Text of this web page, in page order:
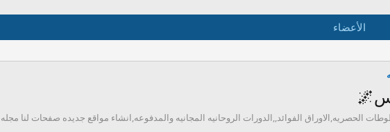
الأعضاء
الحصريه,الاوراق الفوائد,,الدورات الروحانيه المجانيه والمدفوعه,انشاء مواقع جديده صفحات لنا مجله